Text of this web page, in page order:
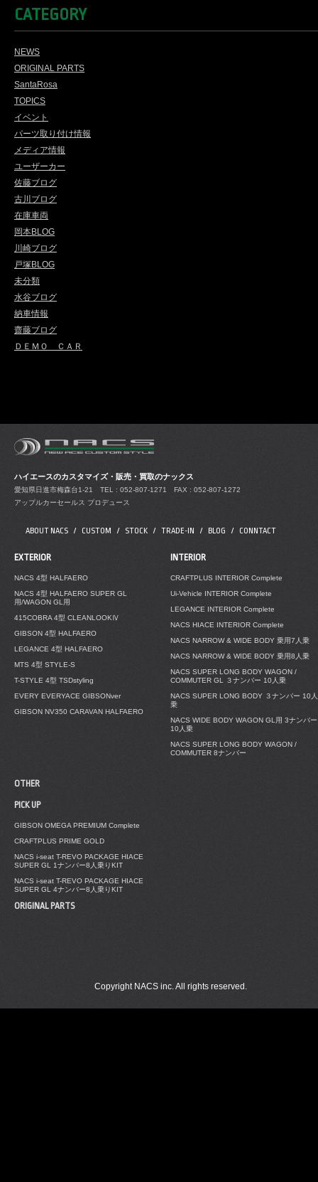
CATEGORY
NEWS
ORIGINAL PARTS
SantaRosa
TOPICS
イベント
パーツ取り付け情報
メディア情報
ユーザーカー
佐藤ブログ
古川ブログ
在庫車両
岡本BLOG
川崎ブログ
戸塚BLOG
未分類
水谷ブログ
納車情報
齋藤ブログ
ＤＥＭＯ ＣＡＲ
ハイエースのカスタマイズ・販売・買取のナックス
愛知県日進市梅森台1-21 TEL : 052-807-1271 FAX : 052-807-1272
アップルカーセールス プロデュース
ABOUT NACS CUSTOM STOCK TRADE-IN BLOG CONNTACT
EXTERIOR
NACS 4型 HALFAERO
NACS 4型 HALFAERO SUPER GL
用/WAGON GL用
415COBRA 4型 CLEANLOOKⅣ
GIBSON 4型 HALFAERO
LEGANCE 4型 HALFAERO
MTS 4型 STYLE-S
T-STYLE 4型 TSDstyling
EVERY EVERYACE GIBSONver
GIBSON NV350 CARAVAN HALFAERO
INTERIOR
CRAFTPLUS INTERIOR Complete
Ui-Vehicle INTERIOR Complete
LEGANCE INTERIOR Complete
NACS HIACE INTERIOR Complete
NACS NARROW & WIDE BODY 乗用7人乗
NACS NARROW & WIDE BODY 乗用8人乗
NACS SUPER LONG BODY WAGON /
COMMUTER GL ３ナンバー 10人乗
NACS SUPER LONG BODY ３ナンバー 10人
乗
NACS WIDE BODY WAGON GL用 3ナンバー
10人乗
NACS SUPER LONG BODY WAGON /
COMMUTER 8ナンバー
OTHER
PICK UP
GIBSON OMEGA PREMIUM Complete
CRAFTPLUS PRIME GOLD
NACS i-seat T-REVO PACKAGE HIACE
SUPER GL 1ナンバー8人乗りKIT
NACS i-seat T-REVO PACKAGE HIACE
SUPER GL 4ナンバー8人乗りKIT
ORIGINAL PARTS
Copyright NACS inc. All rights reserved.